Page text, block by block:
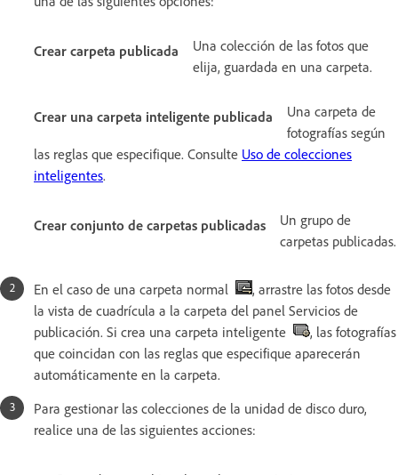
Crear carpeta publicada
Una colección de las fotos que
elija, guardada en una carpeta.
Crear una carpeta inteligente publicada
Una carpeta de
fotografías según
las reglas que especifique. Consulte Uso de colecciones
inteligentes.
Crear conjunto de carpetas publicadas
Un grupo de
carpetas publicadas.
En el caso de una carpeta normal
, arrastre las fotos desde
la vista de cuadrícula a la carpeta del panel Servicios de
publicación. Si crea una carpeta inteligente
, las fotografías
que coincidan con las reglas que especifique aparecerán
automáticamente en la carpeta.
Para gestionar las colecciones de la unidad de disco duro,
realice una de las siguientes acciones: